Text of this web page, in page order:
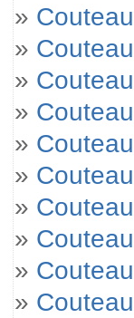
»
»
»
»
»
»
»
»
»
»